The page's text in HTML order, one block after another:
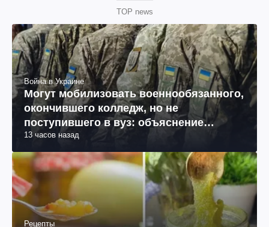
TOP news
Война в Украине
Могут мобилизовать военнообязанного,
окончившего колледж, но не
поступившего в вуз: объяснение
юриста
13 часов назад
Рецепты